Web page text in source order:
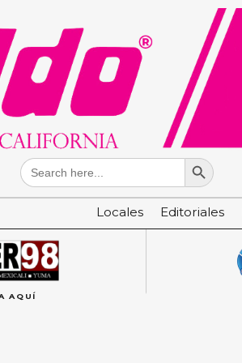
Search
for:
Search Button
Locales Editoriales
AQUÍ